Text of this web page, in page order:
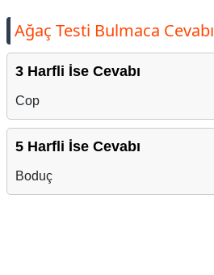
Ağaç Testi Bulmaca Cevabı
3 Harfli İse Cevabı
Cop
5 Harfli İse Cevabı
Boduç